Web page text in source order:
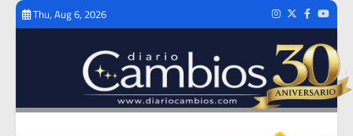
Skip
Thu, Aug 6, 2026 Instagram
TwitterFacebook